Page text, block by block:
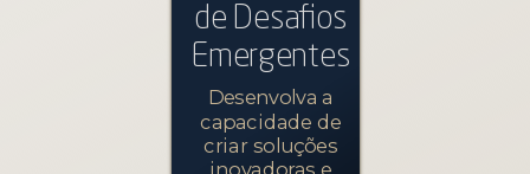
de Desafios
Emergentes
Desenvolva a
capacidade de
criar soluções